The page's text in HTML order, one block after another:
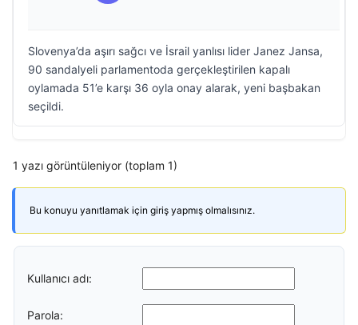
Slovenya’da aşırı sağcı ve İsrail yanlısı lider Janez Jansa,
90 sandalyeli parlamentoda gerçekleştirilen kapalı
oylamada 51’e karşı 36 oyla onay alarak, yeni başbakan
seçildi.
1 yazı görüntüleniyor (toplam 1)
Bu konuyu yanıtlamak için giriş yapmış olmalısınız.
Kullanıcı adı:
Parola: